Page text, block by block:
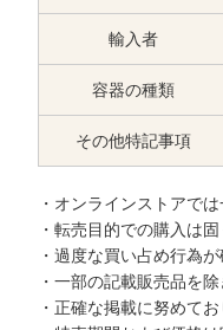
輸入者
容器の種類
その他特記事項
・オンラインストアで
・転売目的での購入は
・過度な買い占め行為
・一部の記載販売品を
・正確な掲載に努めて